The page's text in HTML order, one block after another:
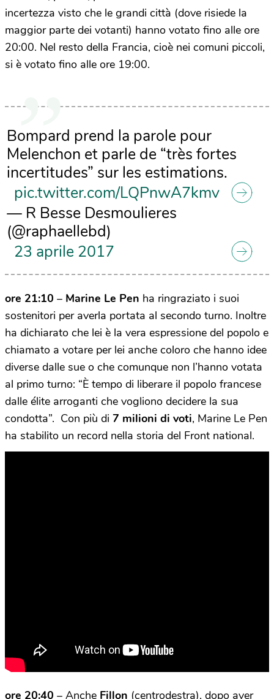
incertezza visto che le grandi città (dove risiede la
maggior parte dei votanti) hanno votato fino alle ore
20:00. Nel resto della Francia, cioè nei comuni piccoli,
si è votato fino alle ore 19:00.
Bompard prend la parole pour
Melenchon et parle de “très fortes
incertitudes” sur les estimations.
pic.twitter.com/LQPnwA7kmv
— R Besse Desmoulieres
(@raphaellebd)
23 aprile 2017
ore 21:10 – Marine Le Pen ha ringraziato i suoi
sostenitori per averla portata al secondo turno. Inoltre
ha dichiarato che lei è la vera espressione del popolo e
chiamato a votare per lei anche coloro che hanno idee
diverse dalle sue o che comunque non l’hanno votata
al primo turno: “È tempo di liberare il popolo francese
dalle élite arroganti che vogliono decidere la sua
condotta”. Con più di 7 milioni di voti, Marine Le Pen
ha stabilito un record nella storia del Front national.
ore 20:40 – Anche Fillon (centrodestra), dopo aver